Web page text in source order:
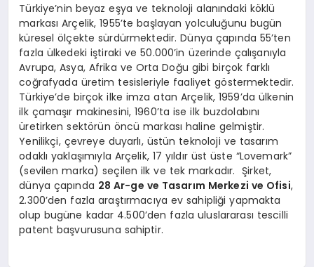
Türkiye’nin beyaz eşya ve teknoloji alanındaki köklü
markası Arçelik, 1955’te başlayan yolculuğunu bugün
küresel ölçekte sürdürmektedir. Dünya çapında 55’ten
fazla ülkedeki iştiraki ve 50.000’in üzerinde çalışanıyla
Avrupa, Asya, Afrika ve Orta Doğu gibi birçok farklı
coğrafyada üretim tesisleriyle faaliyet göstermektedir.
Türkiye’de birçok ilke imza atan Arçelik, 1959’da ülkenin
ilk çamaşır makinesini, 1960’ta ise ilk buzdolabını
üretirken sektörün öncü markası haline gelmiştir.
Yenilikçi, çevreye duyarlı, üstün teknoloji ve tasarım
odaklı yaklaşımıyla Arçelik, 17 yıldır üst üste “Lovemark”
(sevilen marka) seçilen ilk ve tek markadır. Şirket,
dünya çapında 28Ar-ge ve Tasarım Merkezi ve Ofisi,
2.300’den fazla araştırmacıya ev sahipliği yapmakta
olup bugüne kadar 4.500’den fazla uluslararası tescilli
patent başvurusuna sahiptir.